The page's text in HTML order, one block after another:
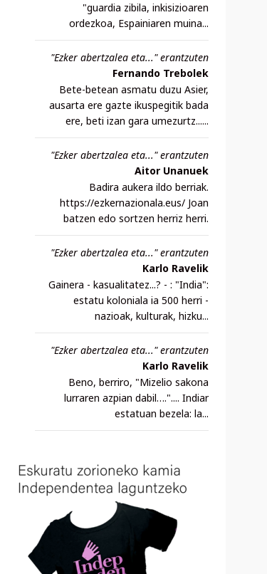
"guardia zibila, inkisizioaren
ordezkoa, Espainiaren muina...
"Ezker abertzalea eta..." erantzuten
Fernando Trebolek
Bete-betean asmatu duzu Asier,
ausarta ere gazte ikuspegitik bada
ere, beti izan gara umezurtz......
"Ezker abertzalea eta..." erantzuten
Aitor Unanuek
Badira aukera ildo berriak.
https://ezkernazionala.eus/ Joan
batzen edo sortzen herriz herri.
"Ezker abertzalea eta..." erantzuten
Karlo Ravelik
Gainera - kasualitatez...? - : "India":
estatu koloniala ia 500 herri -
nazioak, kulturak, hizku...
"Ezker abertzalea eta..." erantzuten
Karlo Ravelik
Beno, berriro, "Mizelio sakona
lurraren azpian dabil….".... Indiar
estatuan bezela: la...